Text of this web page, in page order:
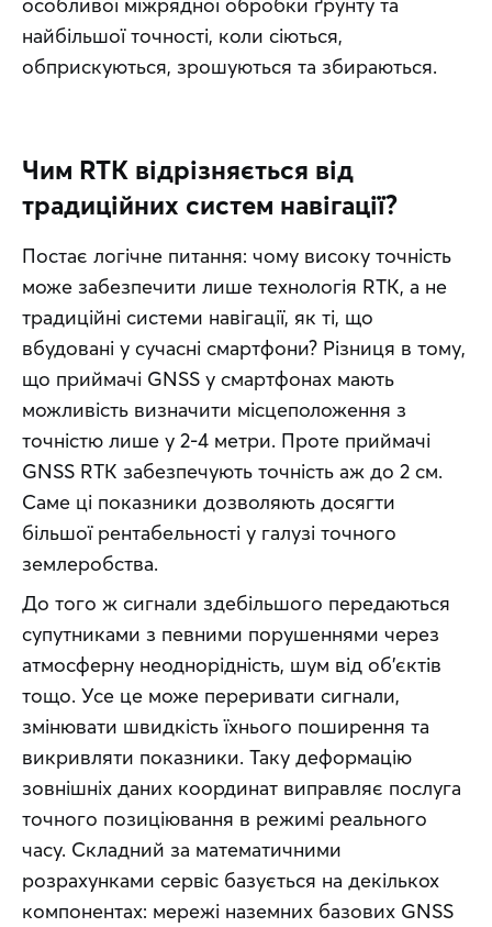
найбільшої точності, коли сіються,
обприскуються, зрошуються та збираються.
Чим RTK відрізняється від
традиційних систем навігації?
Постає логічне питання: чому високу точність
може забезпечити лише технологія RTK, а не
традиційні системи навігації, як ті, що
вбудовані у сучасні смартфони? Різниця в тому,
що приймачі GNSS у смартфонах мають
можливість визначити місцеположення з
точністю лише у 2-4 метри. Проте приймачі
GNSS RTK забезпечують точність аж до 2 см.
Саме ці показники дозволяють досягти
більшої рентабельності у галузі точного
землеробства.
До того ж сигнали здебільшого передаються
супутниками з певними порушеннями через
атмосферну неоднорідність, шум від об’єктів
тощо. Усе це може переривати сигнали,
змінювати швидкість їхнього поширення та
викривляти показники. Таку деформацію
зовнішніх даних координат виправляє послуга
точного позиціювання в режимі реального
часу. Складний за математичними
розрахунками сервіс базується на декількох
компонентах: мережі наземних базових GNSS